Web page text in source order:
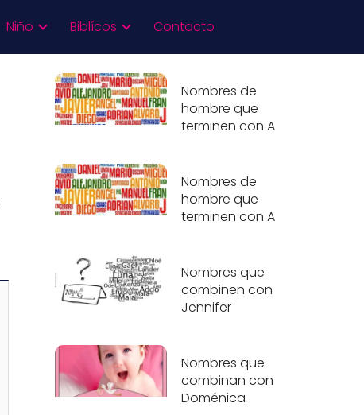
Niño Biblícos Contacto
Nombres de
hombre que
terminen con A
Nombres de
hombre que
terminen con A
Nombres que
combinen con
Jennifer
Nombres que
combinan con
Doménica